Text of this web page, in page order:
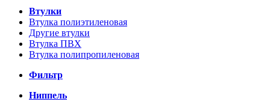
Втулки
Втулка полиэтиленовая
Другие втулки
Втулка ПВХ
Втулка полипропиленовая
Фильтр
Ниппель